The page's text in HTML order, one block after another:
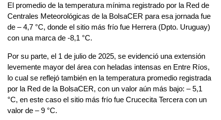
El promedio de la temperatura mínima registrado por la Red de
Centrales Meteorológicas de la BolsaCER para esa jornada fue
de – 4,7 °C, donde el sitio más frío fue Herrera (Dpto. Uruguay)
con una marca de -8,1 °C.
Por su parte, el 1 de julio de 2025, se evidenció una extensión
levemente mayor del área con heladas intensas en Entre Ríos,
lo cual se reflejó también en la temperatura promedio registrada
por la Red de la BolsaCER, con un valor aún más bajo: – 5,1
°C, en este caso el sitio más frío fue Crucecita Tercera con un
valor de – 9 °C.